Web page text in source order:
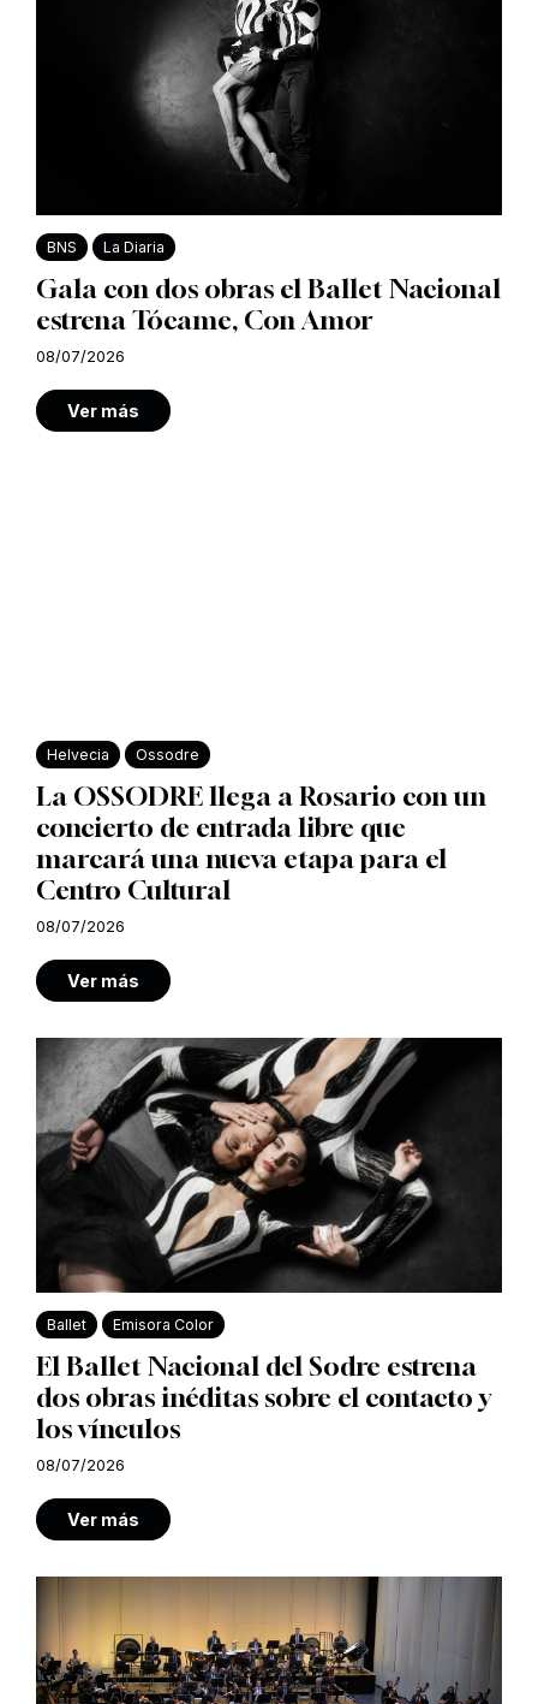
BNS La Diaria
Gala con dos obras el Ballet Nacional
estrena Tócame, Con Amor
08/07/2026
Ver más
Helvecia Ossodre
La OSSODRE llega a Rosario con un
concierto de entrada libre que
marcará una nueva etapa para el
Centro Cultural
08/07/2026
Ver más
Ballet Emisora Color
El Ballet Nacional del Sodre estrena
dos obras inéditas sobre el contacto y
los vínculos
08/07/2026
Ver más